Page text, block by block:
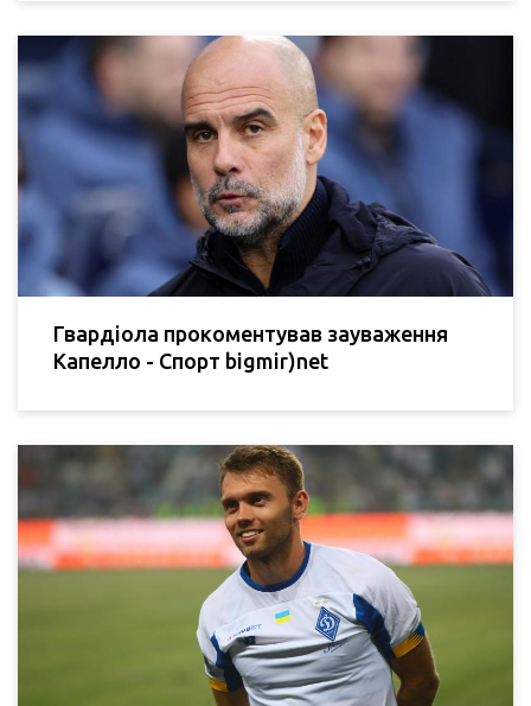
Гвардіола прокоментував зауваження
Капелло - Спорт bigmir)net